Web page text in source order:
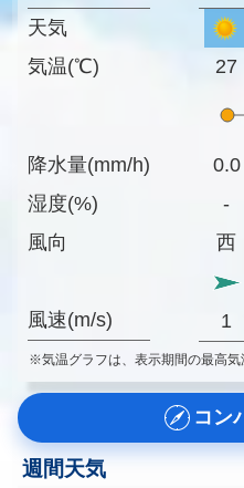
天気
気温(℃)
降水量(mm/h)
湿度(%)
風向
風速(m/s)
27
0.0
-
西
1
※気温グラフは、表示期間の最高気
コン
週間天気